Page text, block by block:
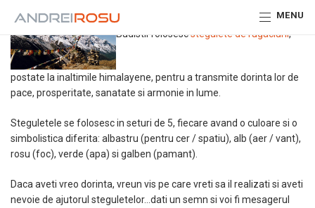
MENU
Budistii folosescstegulete de rugaciuni,
postate la inaltimile himalayene, pentru a transmite dorinta lor de
pace, prosperitate, sanatate si armonie in lume.
Steguletele se folosesc in seturi de 5, fiecare avand o culoare si o
simbolistica diferita: albastru (pentru cer / spatiu), alb (aer / vant),
rosu (foc), verde (apa) si galben (pamant).
Daca aveti vreo dorinta, vreun vis pe care vreti sa il realizati si aveti
nevoie de ajutorul steguletelor…dati un semn si voi fi mesagerul